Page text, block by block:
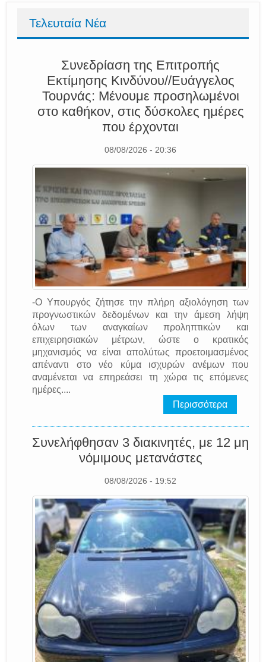
Τελευταία Νέα
Συνεδρίαση της Επιτροπής
Εκτίμησης Κινδύνου//Ευάγγελος
Τουρνάς: Μένουμε προσηλωμένοι
στο καθήκον, στις δύσκολες ημέρες
που έρχονται
08/08/2026 - 20:36
-Ο Υπουργός ζήτησε την πλήρη αξιολόγηση των
προγνωστικών δεδομένων και την άμεση λήψη
όλων των αναγκαίων προληπτικών και
επιχειρησιακών μέτρων, ώστε ο κρατικός
μηχανισμός να είναι απολύτως προετοιμασμένος
απέναντι στο νέο κύμα ισχυρών ανέμων που
αναμένεται να επηρεάσει τη χώρα τις επόμενες
ημέρες....
Περισσότερα
Συνελήφθησαν 3 διακινητές, με 12 μη
νόμιμους μετανάστες
08/08/2026 - 19:52